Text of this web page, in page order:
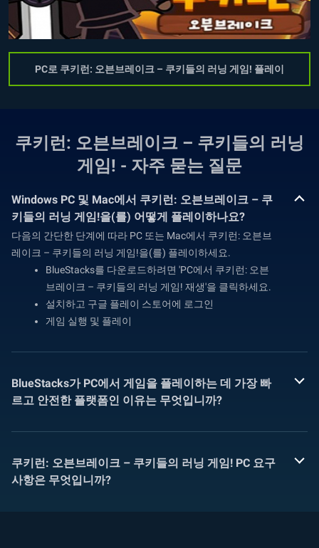
PC로 쿠키런: 오븐브레이크 – 쿠키들의 러닝 게임! 플레이
쿠키런: 오븐브레이크 – 쿠키들의 러닝
게임! - 자주 묻는 질문
Windows PC 및 Mac에서 쿠키런: 오븐브레이크 – 쿠
키들의 러닝 게임!을(를) 어떻게 플레이하나요?
다음의 간단한 단계에 따라 PC 또는 Mac에서 쿠키런: 오븐브
레이크 – 쿠키들의 러닝 게임!을(를) 플레이하세요.
BlueStacks를 다운로드하려면 'PC에서 쿠키런: 오븐
브레이크 – 쿠키들의 러닝 게임! 재생'을 클릭하세요.
설치하고 구글 플레이 스토어에 로그인
게임 실행 및 플레이
BlueStacks가 PC에서 게임을 플레이하는 데 가장 빠
르고 안전한 플랫폼인 이유는 무엇입니까?
쿠키런: 오븐브레이크 – 쿠키들의 러닝 게임! PC 요구
사항은 무엇입니까?